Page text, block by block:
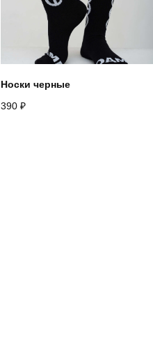
Носки черные
390 ₽